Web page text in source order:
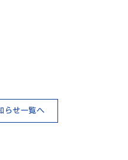
らせ一覧へ